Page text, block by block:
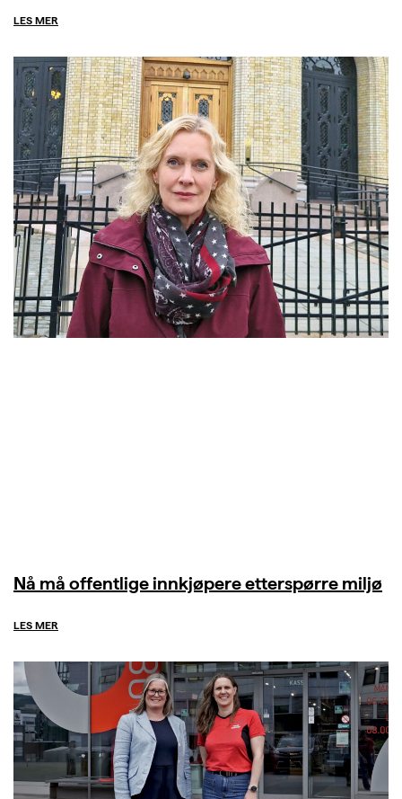
LES MER
Nå må offentlige innkjøpere etterspørre miljø
LES MER